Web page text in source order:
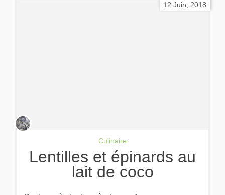
12 Juin, 2018
Culinaire
Lentilles et épinards au
lait de coco